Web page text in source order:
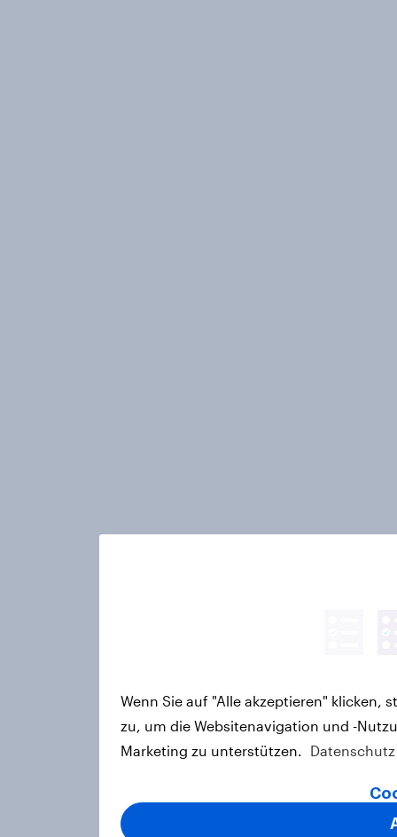
Wenn Sie auf "Alle akzeptieren" klicken,
zu, um die Websitenavigation und -
Marketing zu unterstützen.